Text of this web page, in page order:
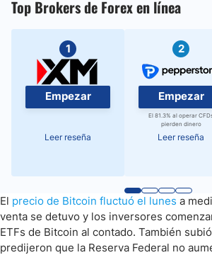
Top Brokers de Forex en línea
1
Empezar
Leer reseña
2
Empezar
El 81.3% al operar
pierden dinero
Leer reseña
El precio de Bitcoin fluctuó el lunes a
venta se detuvo y los inversores
ETFs de Bitcoin al contado. También
predijeron que la Reserva Federal no